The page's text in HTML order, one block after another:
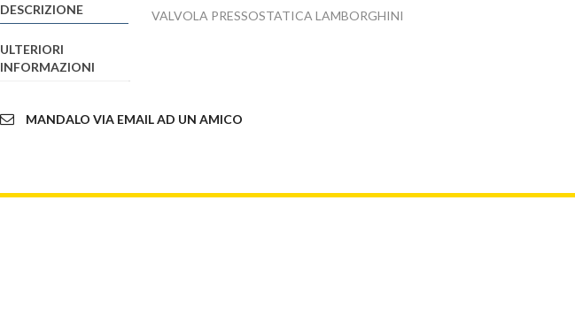
DESCRIZIONE
ULTERIORI
INFORMAZIONI
VALVOLA PRESSOSTATICA LAMBORGHINI
MANDALO VIA EMAIL AD UN AMICO